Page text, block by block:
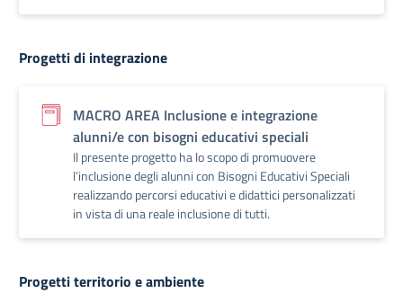
Progetti di integrazione
MACRO AREA Inclusione e integrazione
alunni/e con bisogni educativi speciali
Il presente progetto ha lo scopo di promuovere
l’inclusione degli alunni con Bisogni Educativi Speciali
realizzando percorsi educativi e didattici personalizzati
in vista di una reale inclusione di tutti.
Progetti territorio e ambiente